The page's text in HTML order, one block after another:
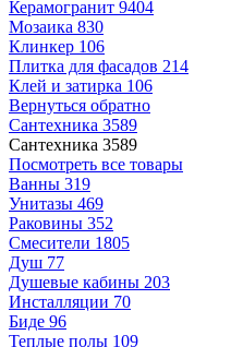
Керамогранит 9404
Мозаика 830
Клинкер 106
Плитка для фасадов 214
Клей и затирка 106
Вернуться обратно
Сантехника 3589
Сантехника 3589
Посмотреть все товары
Ванны 319
Унитазы 469
Раковины 352
Смесители 1805
Душ 77
Душевые кабины 203
Инсталляции 70
Биде 96
Теплые полы 109